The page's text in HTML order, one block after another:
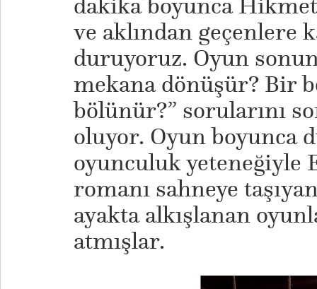
ve aklından geçenlere
duruyoruz. Oyun
mekana dönüşür? Bir
bölünür?” sorularını
oluyor. Oyun boyunca
oyunculuk yeteneğiyle
romanı sahneye
ayakta alkışlanan
atmışlar.